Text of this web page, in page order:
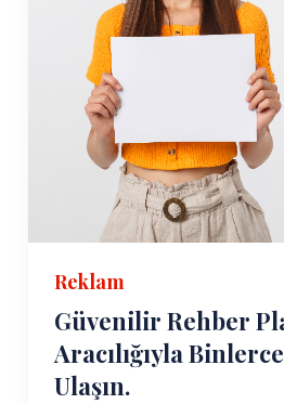
Reklam
Güvenilir Rehber
Aracılığıyla
Ulaşın.